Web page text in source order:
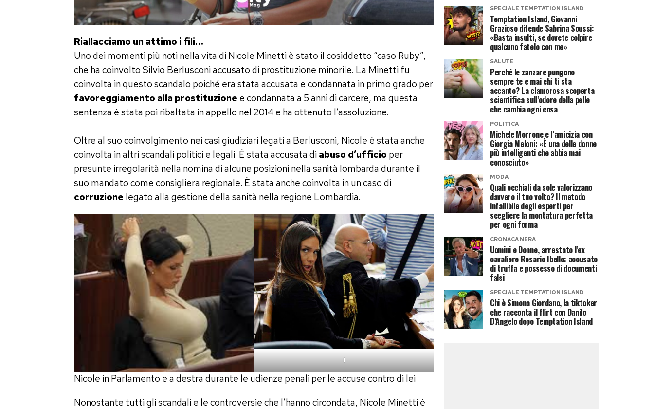
Riallacciamo un attimo i fili…
Uno dei momenti più noti nella vita di Nicole Minetti è stato il cosiddetto “caso Ruby”,
che ha coinvolto Silvio Berlusconi accusato di prostituzione minorile. La Minetti fu
coinvolta in questo scandalo poiché era stata accusata e condannata in primo grado per
favoreggiamento alla prostituzione e condannata a 5 anni di carcere, ma questa
sentenza è stata poi ribaltata in appello nel 2014 e ha ottenuto l’assoluzione.
Oltre al suo coinvolgimento nei casi giudiziari legati a Berlusconi, Nicole è stata anche
coinvolta in altri scandali politici e legali. È stata accusata diabuso d’ufficio per
presunte irregolarità nella nomina di alcune posizioni nella sanità lombarda durante il
suo mandato come consigliera regionale. È stata anche coinvolta in un caso di
corruzione legato alla gestione della sanità nella regione Lombardia.
I
Nicole in Parlamento e a destra durante le udienze penali per le accuse contro di lei
Nonostante tutti gli scandali e le controversie che l’hanno circondata, Nicole Minetti è
SPECIALE TEMPTATION ISLAND
Temptation Island, Giovanni
Grazioso difende Sabrina Soussi:
«Basta insulti, se dovete colpire
qualcuno fatelo con me»
SALUTE
Perché le zanzare pungono
sempre te e mai chi ti sta
accanto? La clamorosa scoperta
scientifica sull’odore della pelle
che cambia ogni cosa
POLITICA
Michele Morrone e l’amicizia con
Giorgia Meloni: «È una delle donne
più intelligenti che abbia mai
conosciuto»
MODA
Quali occhiali da sole valorizzano
davvero il tuo volto? Il metodo
infallibile degli esperti per
scegliere la montatura perfetta
per ogni forma
CRONACA NERA
Uomini e Donne, arrestato l’ex
cavaliere Rosario Ibello: accusato
di truffa e possesso di documenti
falsi
SPECIALE TEMPTATION ISLAND
Chi è Simona Giordano, la tiktoker
che racconta il flirt con Danilo
D’Angelo dopo Temptation Island